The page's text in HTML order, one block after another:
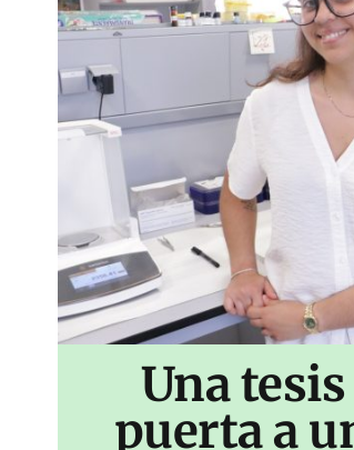
Una
puerta a